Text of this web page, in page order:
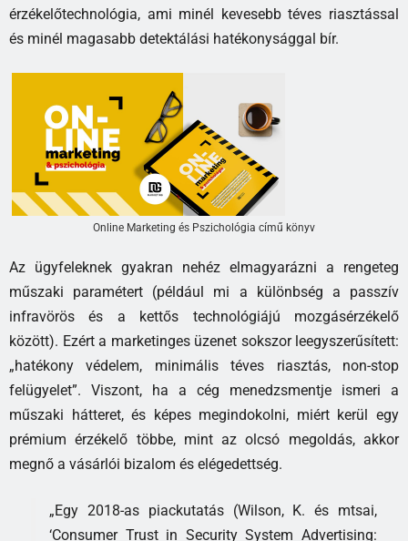
érzékelőtechnológia, ami minél kevesebb téves riasztással
és minél magasabb detektálási hatékonysággal bír.
Online Marketing és Pszichológia című könyv
Az ügyfeleknek gyakran nehéz elmagyarázni a rengeteg
műszaki paramétert (például mi a különbség a passzív
infravörös és a kettős technológiájú mozgásérzékelő
között). Ezért a marketinges üzenet sokszor leegyszerűsített:
„hatékony védelem, minimális téves riasztás, non-stop
felügyelet”. Viszont, ha a cég menedzsmentje ismeri a
műszaki hátteret, és képes megindokolni, miért kerül egy
prémium érzékelő többe, mint az olcsó megoldás, akkor
megnő a vásárlói bizalom és elégedettség.
„Egy 2018-as piackutatás (Wilson, K. és mtsai,
‘Consumer Trust in Security System Advertising: